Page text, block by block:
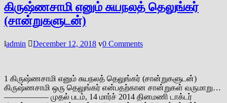
கிருஷ்ணசாமி எனும் சுயநலத் தெலுங்கர்
(சான்றுகளுடன்)
admin December 12, 2018 0 Comments
1 கிருஷ்ணசாமி எனும் சுயநலத் தெலுங்கர் (சான்றுகளுடன்)
கிருஷ்ணசாமி ஒரு தெலுங்கர் என்பதற்கான சான்றுகள் வருமாறு…
—————– முதல் படம், 14 மார்ச் 2014 தினமணி டாக்டர்